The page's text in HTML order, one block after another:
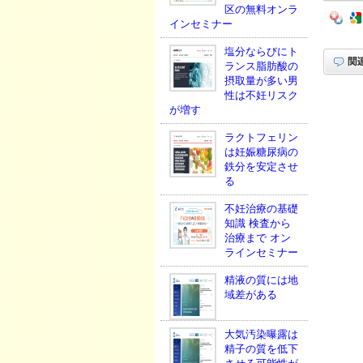
区の無料オンラ
インセミナー
塩分ならびにト
ランス脂肪酸の
摂取量が多い男
性は不妊リスク
が増す
ラクトフェリン
は妊娠糖尿病の
鉄分を安定させ
る
不妊治療の基礎
知識 検査から
治療まで オン
ラインセミナー
精液の質には地
域差がある
大気汚染曝露は
精子の質を低下